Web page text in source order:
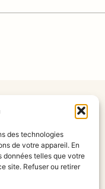
des technologies
de votre appareil. En
données telles que votre
site. Refuser ou retirer